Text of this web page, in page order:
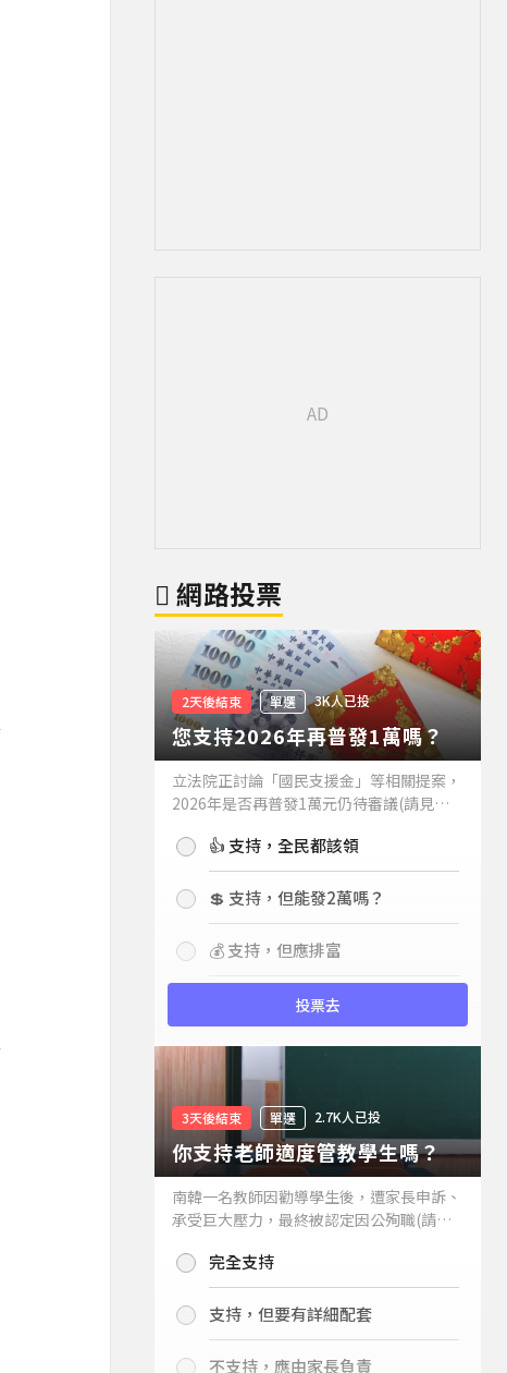
網路投票
2天後結束 單選 3K人已投
您支持2026年再普發1萬嗎？
立法院正討論「國民支援金」等相關提案，
2026年是否再普發1萬元仍待審議(請見下
持嗎？👍 支持，全民都該領
💲 支持，但能發2萬嗎？
💰 支持，但應排富
投票去
3天後結束 單選 2.7K人已投
你支持老師適度管教學生嗎？
南韓一名教師因勸導學生後，遭家長申訴、
承受巨大壓力，最終被認定因公殉職(請見
你支持老師適度管教學生嗎？
完全支持
支持，但要有詳細配套
不支持，應由家長負責